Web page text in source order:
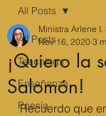
All Posts
Teachings
Enseñanza
Poesía
All Posts
¡Quiero la
Salomón!
Ministra Arlene
Nov 16, 2020 3
Recuerdo que